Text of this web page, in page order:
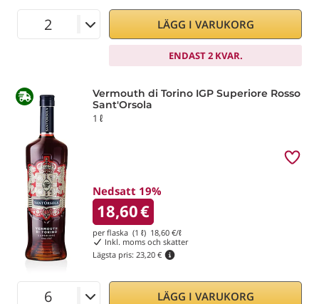
LÄGG I VARUKORG
ENDAST 2 KVAR.
Vermouth di Torino IGP Superiore Rosso
Sant'Orsola
1 ℓ
Nedsatt 19%
18,60€
per flaska (1 ℓ) 18,60 €/ℓ
Inkl. moms och skatter
Lägsta pris: 23,20 €
LÄGG I VARUKORG